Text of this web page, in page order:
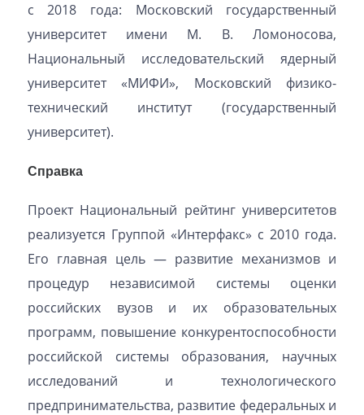
с 2018 года: Московский государственный
университет имени М. В. Ломоносова,
Национальный исследовательский ядерный
университет «МИФИ», Московский физико-
технический институт (государственный
университет).
Справка
Проект Национальный рейтинг университетов
реализуется Группой «Интерфакс» с 2010 года.
Его главная цель — развитие механизмов и
процедур независимой системы оценки
российских вузов и их образовательных
программ, повышение конкурентоспособности
российской системы образования, научных
исследований и технологического
предпринимательства, развитие федеральных и